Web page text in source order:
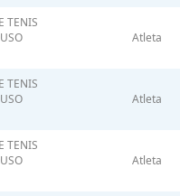
TENIS
Atleta
TENIS
Atleta
TENIS
Atleta